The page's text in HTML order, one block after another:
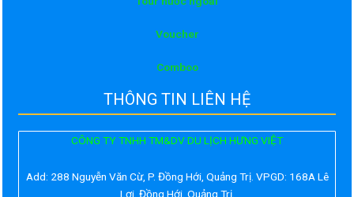
Voucher
Comboo
THÔNG TIN LIÊN HỆ
CÔNG TY TNHH TM&DV DU LỊCH HƯNG VIỆT
Add: 288 Nguyễn Văn Cừ, P. Đồng Hới, Quảng Trị. VPGD: 168A Lê
Lợi, Đồng Hới, Quảng Trị.